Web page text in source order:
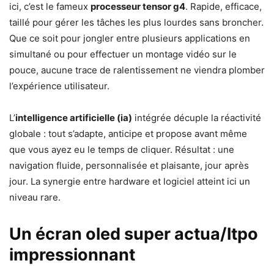
ici, c’est le fameux processeur tensor g4. Rapide, efficace,
taillé pour gérer les tâches les plus lourdes sans broncher.
Que ce soit pour jongler entre plusieurs applications en
simultané ou pour effectuer un montage vidéo sur le
pouce, aucune trace de ralentissement ne viendra plomber
l’expérience utilisateur.
L’intelligence artificielle (ia) intégrée décuple la réactivité
globale : tout s’adapte, anticipe et propose avant même
que vous ayez eu le temps de cliquer. Résultat : une
navigation fluide, personnalisée et plaisante, jour après
jour. La synergie entre hardware et logiciel atteint ici un
niveau rare.
Un écran oled super actua/ltpo
impressionnant